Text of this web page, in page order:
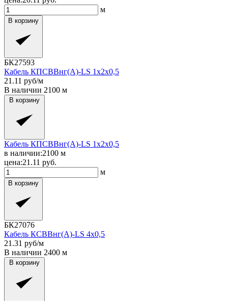
м
В корзину
БК27593
Кабель КПСВВнг(A)-LS 1x2x0,5
21.11 руб/м
В наличии 2100 м
В корзину
Кабель КПСВВнг(A)-LS 1x2x0,5
в наличии:2100 м
цена:21.11 руб.
м
В корзину
БК27076
Кабель КСВВнг(A)-LS 4x0,5
21.31 руб/м
В наличии 2400 м
В корзину